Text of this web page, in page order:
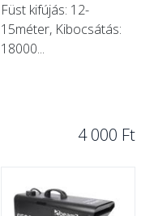
Füst kifújás: 12-
15méter, Kibocsátás:
18000...
4 000 Ft